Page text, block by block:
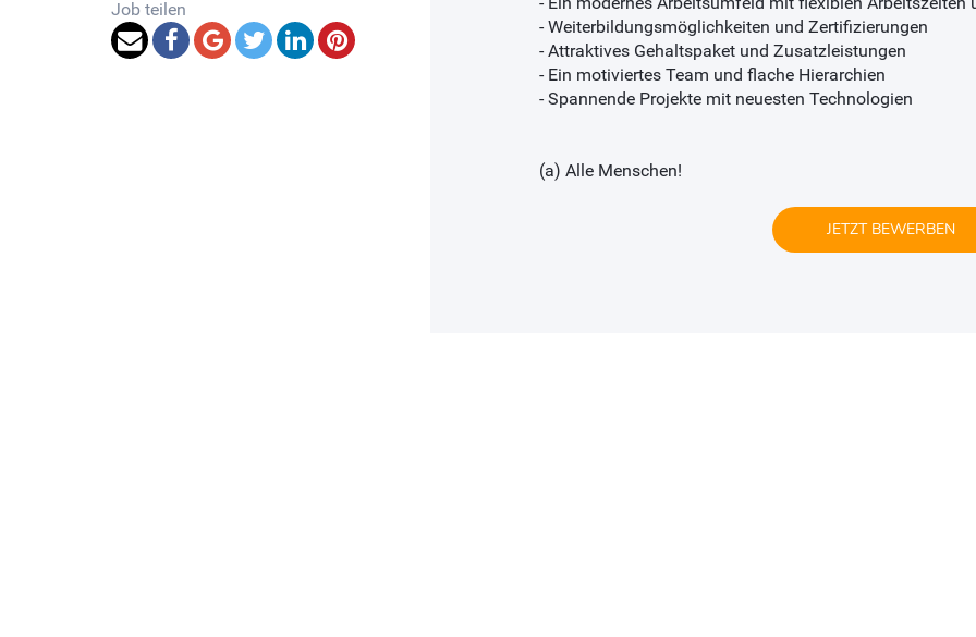
Job teilen
- Weiterbildungsmöglichkeiten und Zertifizierungen
- Attraktives Gehaltspaket und Zusatzleistungen
- Ein motiviertes Team und flache Hierarchien
- Spannende Projekte mit neuesten Technologien
(a) Alle Menschen!
JETZT BEWERBEN